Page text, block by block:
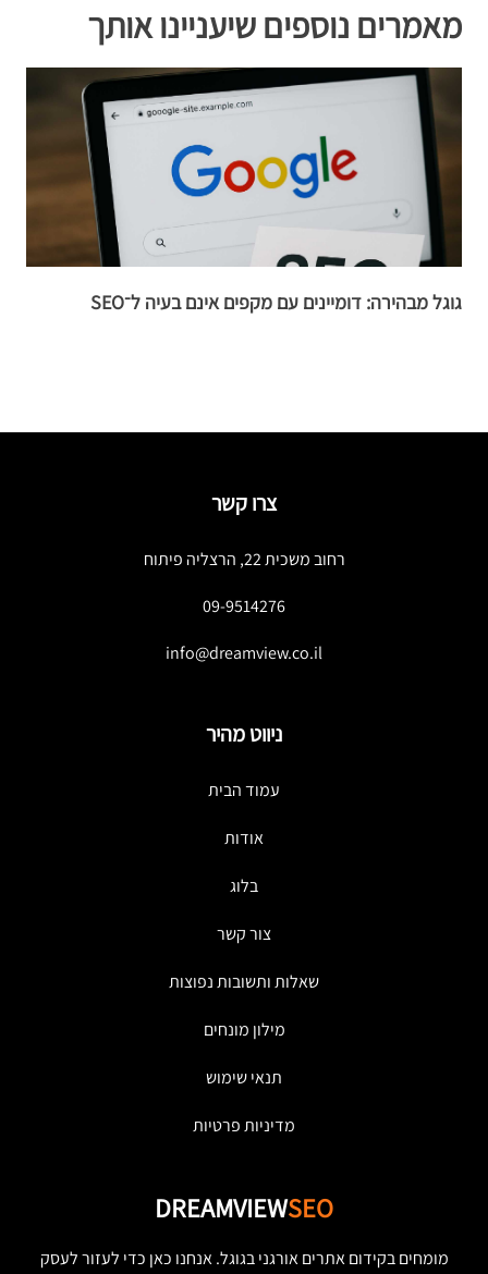
מאמרים נוספים שיעניינו אותך
גוגל מבהירה: דומיינים עם מקפים אינם בעיה ל־SEO
צרו קשר
רחוב משכית 22, הרצליה פיתוח
09-9514276
info@dreamview.co.il
ניווט מהיר
עמוד הבית
אודות
בלוג
צור קשר
שאלות ותשובות נפוצות
מילון מונחים
תנאי שימוש
מדיניות פרטיות
DREAMVIEWSEO
מומחים בקידום אתרים אורגני בגוגל. אנחנו כאן כדי לעזור לעסק